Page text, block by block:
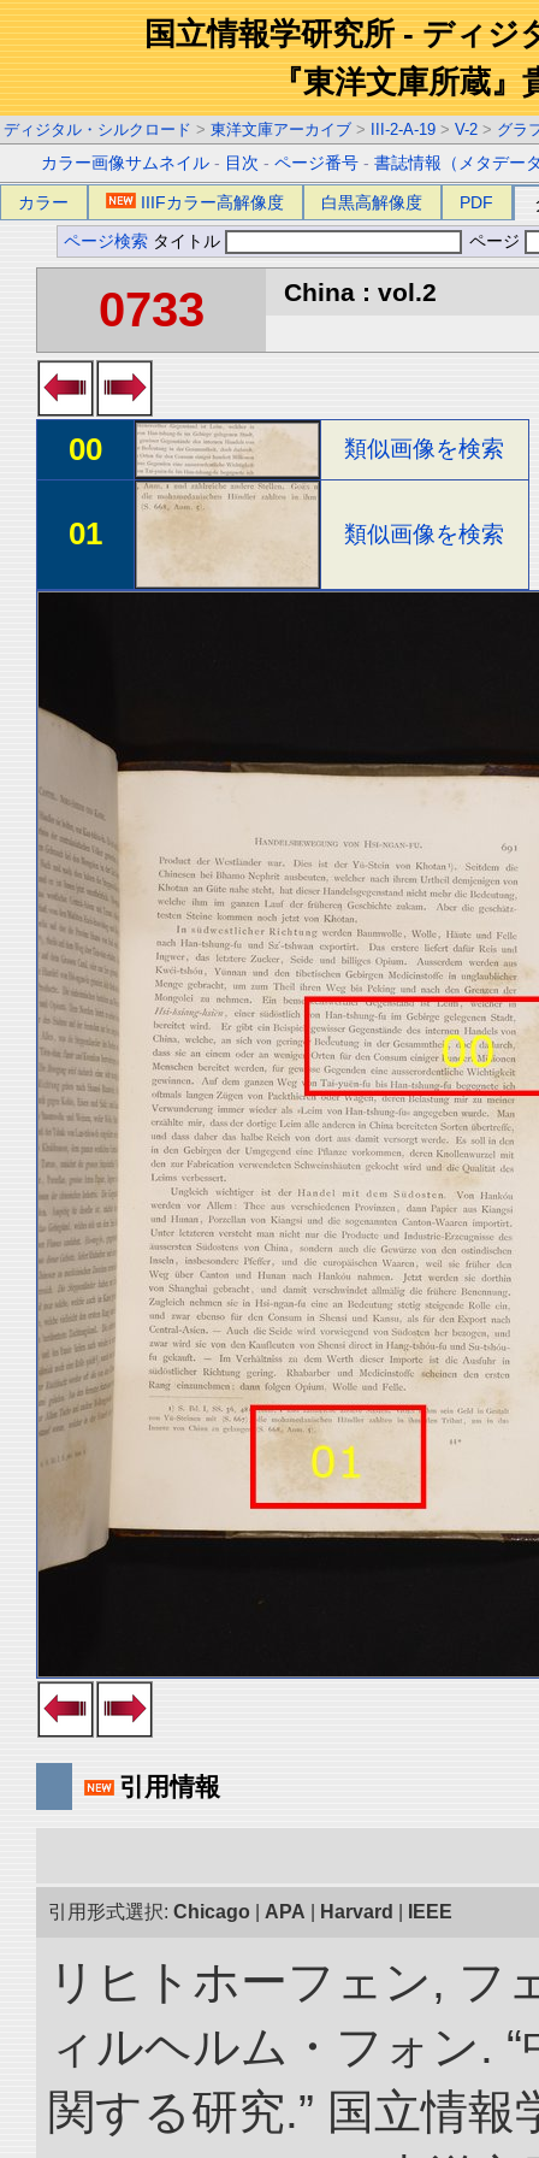
国立情報学研究所 - ディジ
『東洋文庫所蔵』
ディジタル・シルクロード > 東洋文庫アーカイブ > III-2-A-19 > V-2 > グラ
カラー画像サムネイル - 目次 -ページ番号 -書誌情報（メタデー
カラー IIIFカラー高解像度 白黒高解像度 PDF
ページ検索 タイトル ページ
0733 China : vol.2
00 類似画像を検索
01 類似画像を検索
引用情報
引用形式選択: Chicago APA Harvard IEEE
リヒトホーフェン, フ
ィルヘルム・フォン.
関する研究.” 国立情